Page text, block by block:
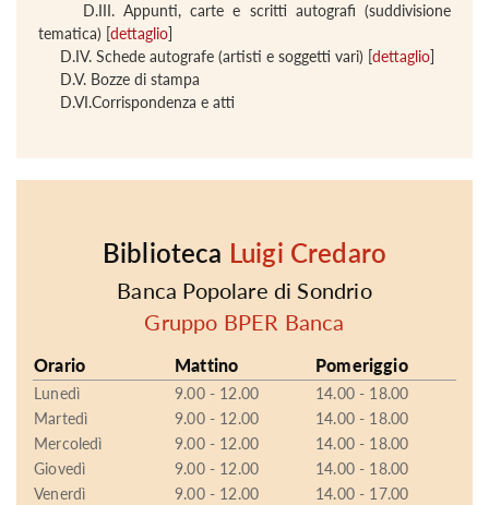
D.III. Appunti, carte e scritti autografi (suddivisione
tematica) [dettaglio]
D.IV. Schede autografe (artisti e soggetti vari) [dettaglio]
D.V. Bozze di stampa
D.VI.Corrispondenza e atti
Biblioteca Luigi Credaro
Banca Popolare di Sondrio
Gruppo BPER Banca
Orario Mattino Pomeriggio
Lunedì 9.00 - 12.00
14.00 - 18.00
Martedì
9.00 - 12.00
14.00 - 18.00
Mercoledì
9.00 - 12.00
14.00 - 18.00
Giovedì
9.00 - 12.00
14.00 - 18.00
Venerdì
9.00 - 12.00 14.00 - 17.00